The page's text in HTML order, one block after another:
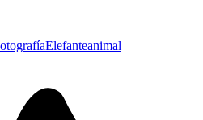
Elefanteanimal